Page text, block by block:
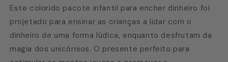
Este colorido pacote infantil para encher dinheiro foi
projetado para ensinar as crianças a lidar com o
dinheiro de uma forma lúdica, enquanto desfrutam da
magia dos unicórnios. O presente perfeito para